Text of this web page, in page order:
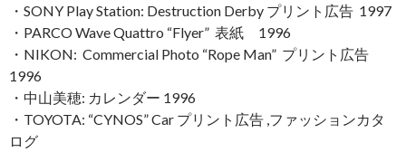
・SONY Play Station: Destruction Derby プリント広告 1997
・PARCO Wave Quattro “Flyer” 表紙 1996
・NIKON: Commercial Photo “Rope Man” プリント広告
1996
・中山美穂: カレンダー 1996
・TOYOTA: “CYNOS” Car プリント広告 ,ファッションカタ
ログ